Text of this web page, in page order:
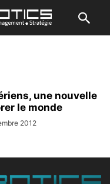
une nouvelle
le monde
2012